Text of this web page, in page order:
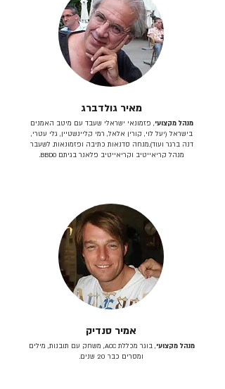
מאיר גולדברג
מנהל מקצועי, פזמונאי ישראלי שעבד עם מיטב האמנים
בישראל (יעל לוי, קורין אלאל, רמי קליינשטיין, גלי עטרי,
דנה ברגר ועוד).מנחה סדנאות כתיבה ופזמונאות. לשעבר
מנהל קריאייטיב וקריאייטיב פלאנר בגיתם BBDO.
אמיר סנדיק
מנהל מקצועי
, בוגר מכללת ACC, משחק עם תובנות, מילים
ומסרים כבר 20 שנים.